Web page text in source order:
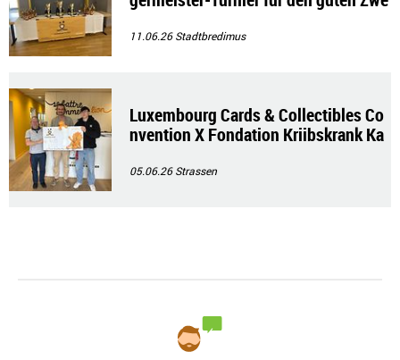
11.06.26Stadtbredimus
Luxembourg Cards & Collectibles Co
nvention X Fondation Kriibskrank Ka
05.06.26Strassen